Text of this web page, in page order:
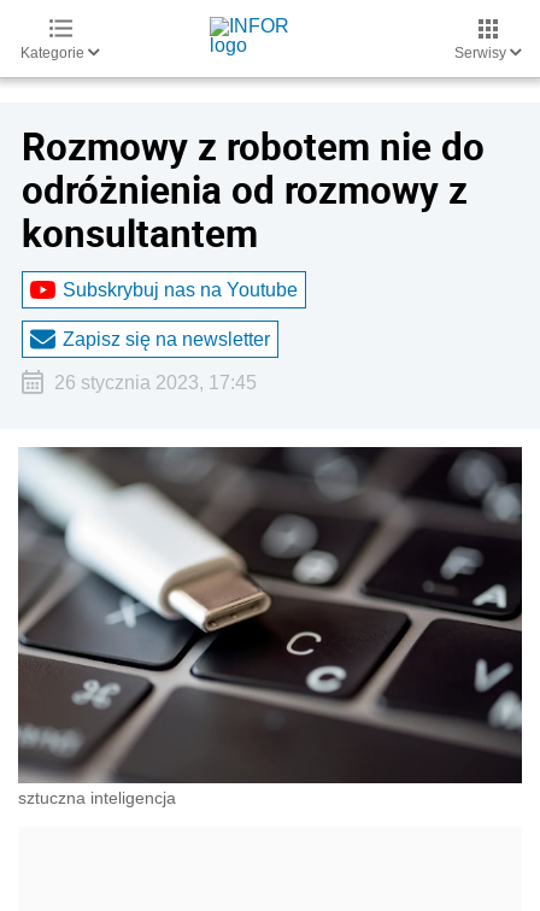
Kategorie Serwisy
Rozmowy z robotem nie do
odróżnienia od rozmowy z
konsultantem
Subskrybuj nas na Youtube
Zapisz się na newsletter
26 stycznia 2023, 17:45
sztuczna inteligencja